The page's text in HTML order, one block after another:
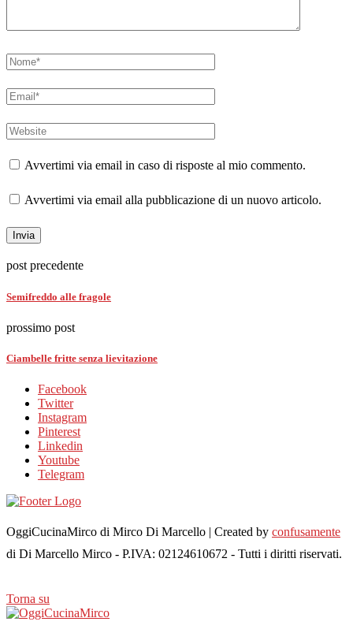
Avvertimi via email in caso di risposte al mio commento.
Avvertimi via email alla pubblicazione di un nuovo articolo.
post precedente
Semifreddo alle fragole
prossimo post
Ciambelle fritte senza lievitazione
Facebook
Twitter
Instagram
Pinterest
Linkedin
Youtube
Telegram
OggiCucinaMirco di Mirco Di Marcello | Created by confusamente
di Di Marcello Mirco - P.IVA: 02124610672 - Tutti i diritti riservati.
Torna su